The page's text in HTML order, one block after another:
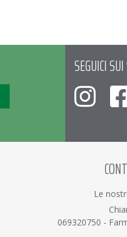
SEGUICI
Le
069320750 -